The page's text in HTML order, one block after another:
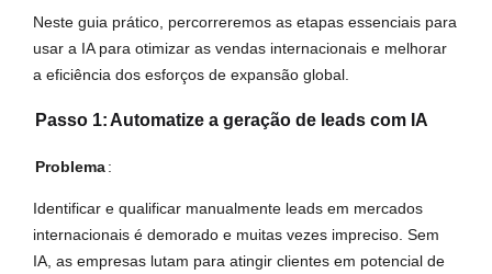
Neste guia prático, percorreremos as etapas essenciais para
usar a IA para otimizar as vendas internacionais e melhorar
a eficiência dos esforços de expansão global.
Passo 1: Automatize a geração de leads com IA
Problema:
Identificar e qualificar manualmente leads em mercados
internacionais é demorado e muitas vezes impreciso. Sem
IA, as empresas lutam para atingir clientes em potencial de